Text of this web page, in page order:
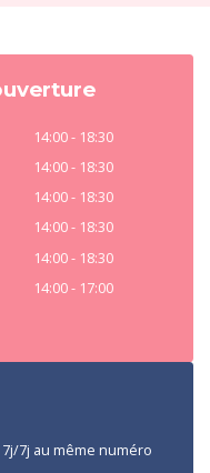
14:00 - 18:30
14:00 - 18:30
14:00 - 18:30
14:00 - 18:30
14:00 - 18:30
14:00 - 17:00
7j au même numéro